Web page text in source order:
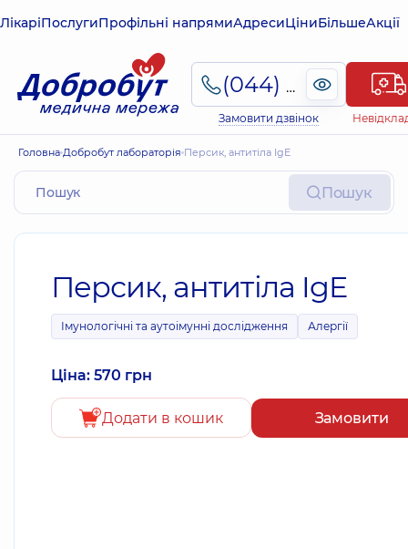
ЛікаріПослугиПрофільні напрямиАдресиЦіниБільшеАкції
(044) 495-2-888
Замовити дзвінок
Головна Добробут лабораторія Персик, антитіла IgE
Пошук
Персик, антитіла IgE
Імунологічні та аутоімунні дослідження Алергії
Ціна: 570 грн
Додати в кошик Замовити